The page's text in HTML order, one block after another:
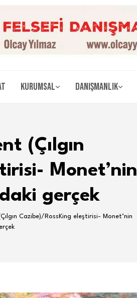
Kurumsal Danışmanlık
(Çılgın
Monet’nin
gerçek
Cazibe)/RossKing eleştirisi- Monet’nin